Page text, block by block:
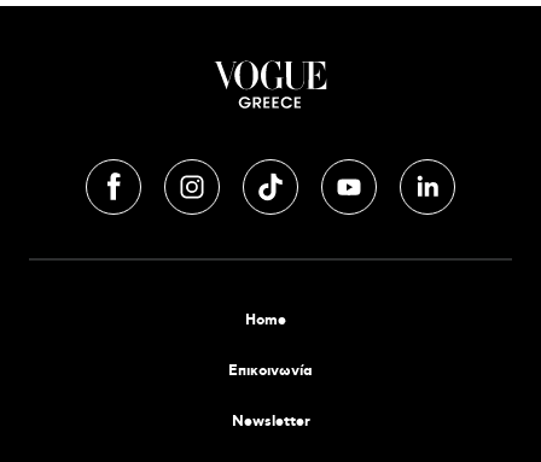
Home
Επικοινωνία
Newsletter